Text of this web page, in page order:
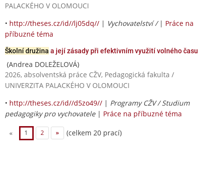
PALACKÉHO V OLOMOUCI
• http://theses.cz/id//lj05dq// | Vychovatelství / | Práce na
příbuzné téma
Školní družina a její zásady při efektivním využití volného času
(Andrea DOLEŽELOVÁ)
2026, absolventská práce CŽV, Pedagogická fakulta /
UNIVERZITA PALACKÉHO V OLOMOUCI
• http://theses.cz/id//d5zo49// | Programy CŽV / Studium
pedagogiky pro vychovatele| Práce na příbuzné téma
« 1 2 » (celkem 20 prací)